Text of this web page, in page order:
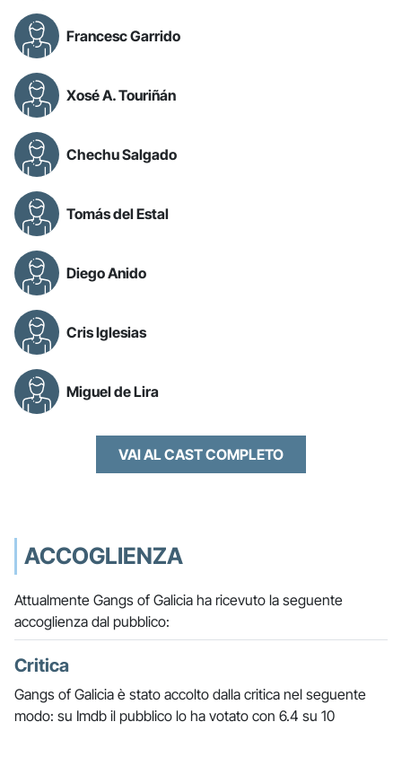
Francesc Garrido
Xosé A. Touriñán
Chechu Salgado
Tomás del Estal
Diego Anido
Cris Iglesias
Miguel de Lira
VAI AL CAST COMPLETO
ACCOGLIENZA
Attualmente Gangs of Galicia ha ricevuto la seguente
accoglienza dal pubblico:
Critica
Gangs of Galicia è stato accolto dalla critica nel seguente
modo: su Imdb il pubblico lo ha votato con 6.4 su 10